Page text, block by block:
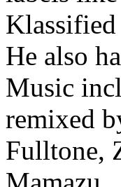
Klassified
He also
Music
remixed
Fulltone,